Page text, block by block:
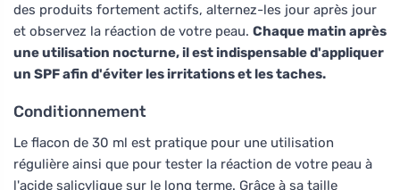
des produits fortement actifs, alternez-les jour après jour
et observez la réaction de votre peau. Chaque matin après
une utilisation nocturne, il est indispensable d'appliquer
un SPF afin d'éviter les irritations et les taches.
Conditionnement
Le flacon de 30 ml est pratique pour une utilisation
régulière ainsi que pour tester la réaction de votre peau à
l'acide salicylique sur le long terme. Grâce à sa taille